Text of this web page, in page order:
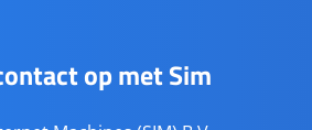
op met Sim